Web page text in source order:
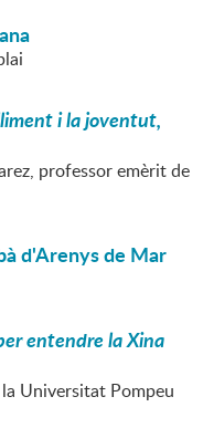
i la joventut,
professor emèrit de
d'Arenys de Mar
entendre la Xina
Universitat Pompeu